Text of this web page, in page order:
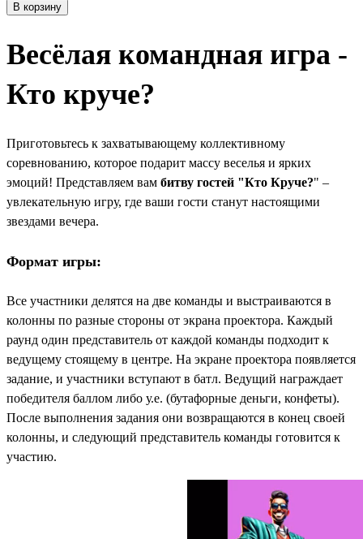
В корзину
Весёлая командная игра -
Кто круче?
Приготовьтесь к захватывающему коллективному
соревнованию, которое подарит массу веселья и ярких
эмоций! Представляем вам битву гостей "Кто Круче?" –
увлекательную игру, где ваши гости станут настоящими
звездами вечера.
Формат игры:
Все участники делятся на две команды и выстраиваются в
колонны по разные стороны от экрана проектора. Каждый
раунд один представитель от каждой команды подходит к
ведущему стоящему в центре. На экране проектора появляется
задание, и участники вступают в батл. Ведущий награждает
победителя баллом либо у.е. (бутафорные деньги, конфеты).
После выполнения задания они возвращаются в конец своей
колонны, и следующий представитель команды готовится к
участию.